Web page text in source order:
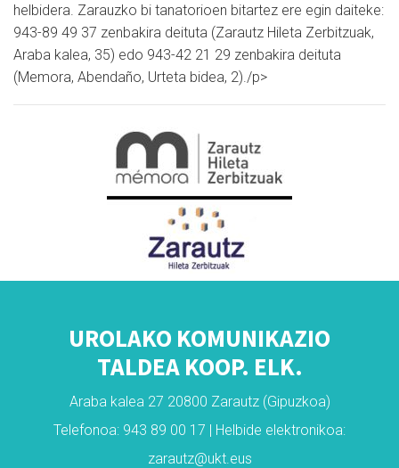
helbidera. Zarauzko bi tanatorioen bitartez ere egin daiteke:
943-89 49 37 zenbakira deituta (Zarautz Hileta Zerbitzuak,
Araba kalea, 35) edo 943-42 21 29 zenbakira deituta
(Memora, Abendaño, Urteta bidea, 2)./p>
UROLAKO KOMUNIKAZIO
TALDEA KOOP. ELK.
Araba kalea 27 20800 Zarautz (Gipuzkoa)
Telefonoa: 943 89 00 17 | Helbide elektronikoa:
zarautz@ukt.eus